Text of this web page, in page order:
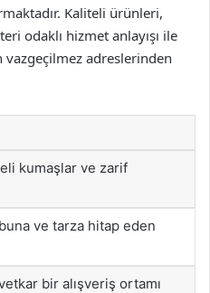
Kaliteli ürünleri,
odaklı hizmet anlayışı ile
adreslerinden
kumaşlar ve zarif
ve tarza hitap eden
bir alışveriş ortamı